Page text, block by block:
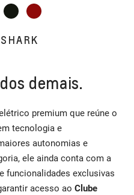
demais.
premium que reúne o
tecnologia e
autonomias e
ele ainda conta com a
e funcionalidades exclusivas
acesso aoClube